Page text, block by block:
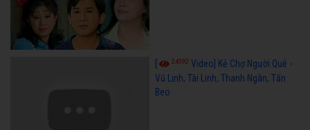
24592 Video] Kẻ Chợ Người Quê -
Vũ Linh, Tài Linh, Thanh Ngân, Tấn
Beo